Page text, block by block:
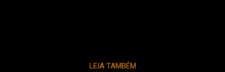
LEIA TAMBÉM